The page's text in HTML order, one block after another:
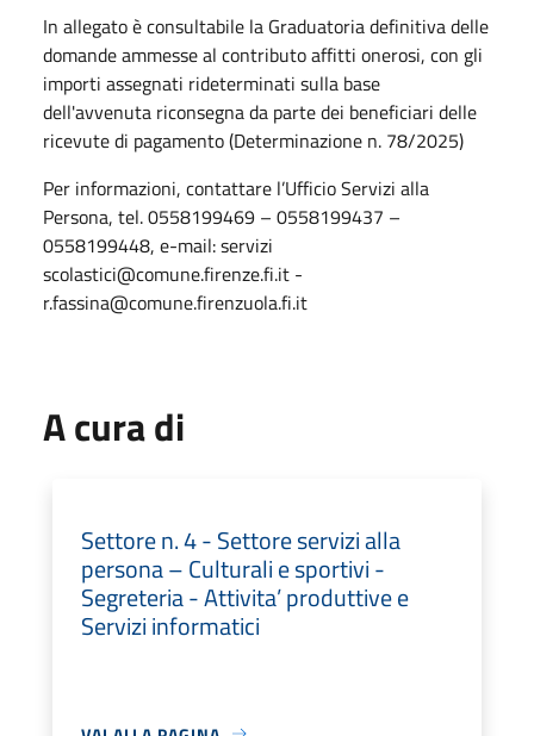
In allegato è consultabile la Graduatoria definitiva delle
domande ammesse al contributo affitti onerosi, con gli
importi assegnati rideterminati sulla base
dell'avvenuta riconsegna da parte dei beneficiari delle
ricevute di pagamento (Determinazione n. 78/2025)
Per informazioni, contattare l’Ufficio Servizi alla
Persona, tel. 0558199469 – 0558199437 –
0558199448, e-mail: servizi
scolastici@comune.firenze.fi.it -
r.fassina@comune.firenzuola.fi.it
A cura di
Settore n. 4 - Settore servizi alla
persona – Culturali e sportivi -
Segreteria - Attivita’ produttive e
Servizi informatici